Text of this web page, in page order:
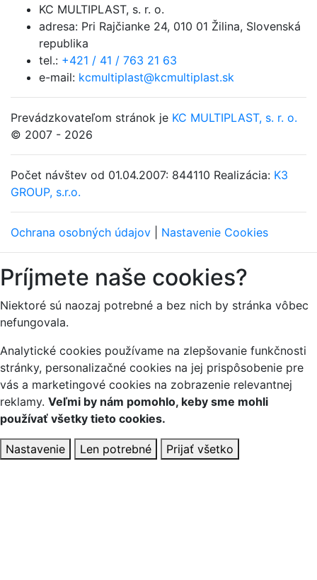
KC MULTIPLAST, s. r. o.
adresa: Pri Rajčianke 24, 010 01 Žilina, Slovenská
republika
tel.: +421 / 41 / 763 21 63
e-mail: kcmultiplast@kcmultiplast.sk
Prevádzkovateľom stránok je KC MULTIPLAST, s. r. o.
© 2007 - 2026
Počet návštev od 01.04.2007: 844110 Realizácia: K3
GROUP, s.r.o.
Ochrana osobných údajov Nastavenie Cookies
Príjmete naše cookies?
Niektoré sú naozaj potrebné a bez nich by stránka vôbec
nefungovala.
Analytické cookies používame na zlepšovanie funkčnosti
stránky, personalizačné cookies na jej prispôsobenie pre
vás a marketingové cookies na zobrazenie relevantnej
reklamy. Veľmi by nám pomohlo, keby sme mohli
používať všetky tieto cookies.
Nastavenie Len potrebné Prijať všetko